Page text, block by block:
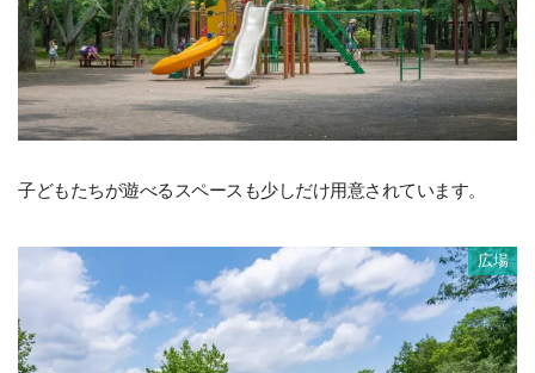
子どもたちが遊べるスペースも少しだけ用意されています。
広場